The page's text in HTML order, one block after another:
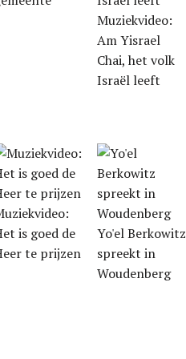
Muziekvideo:
Am Yisrael
Chai, het volk
Israël leeft
is goed de
te prijzen
Yo'el Berkowitz
spreekt in
Woudenberg